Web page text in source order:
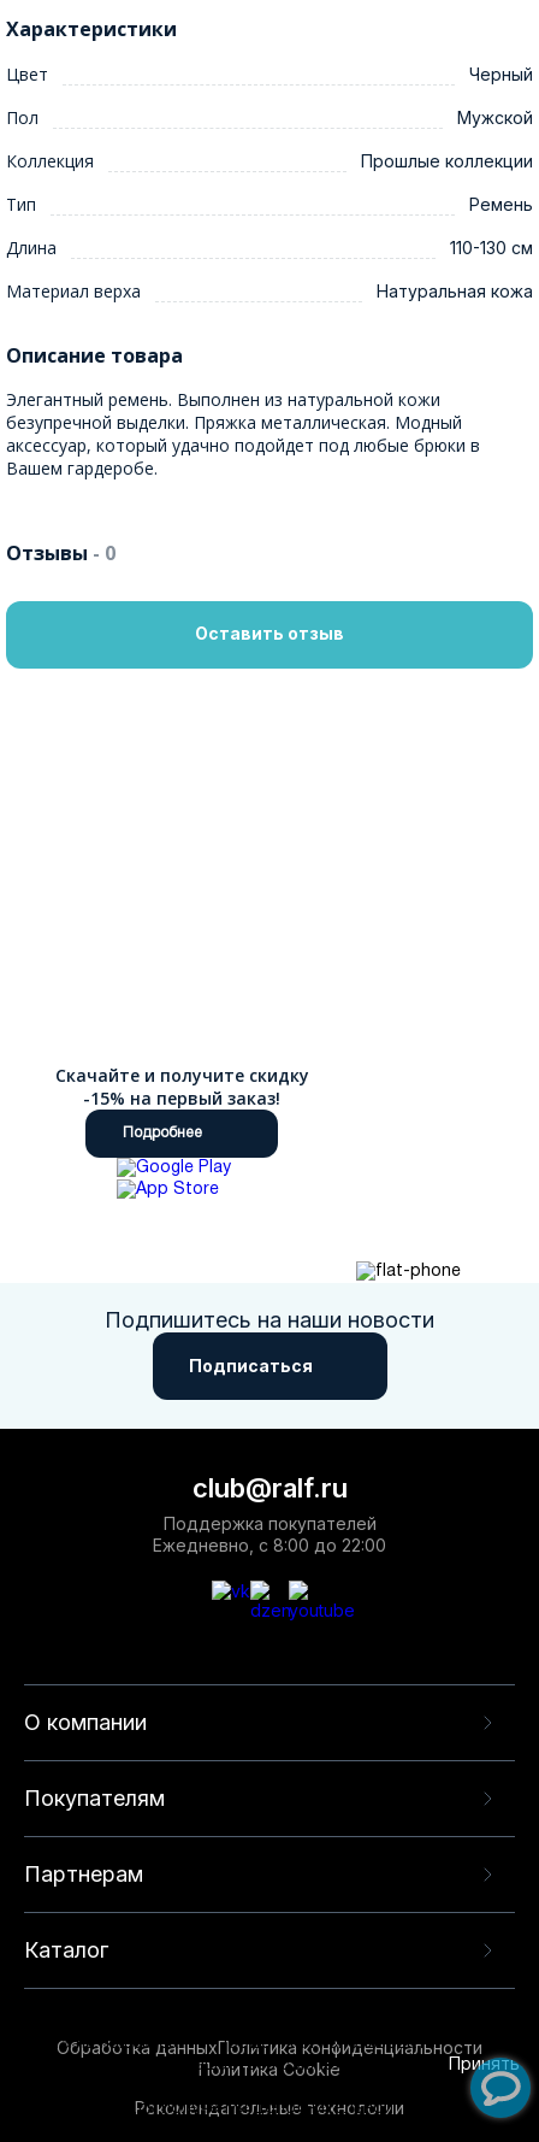
Характеристики
Цвет Черный
Пол Мужской
Коллекция Прошлые коллекции
Тип Ремень
Длина 110-130 см
Материал верха Натуральная кожа
Описание товара
Элегантный ремень. Выполнен из натуральной кожи
безупречной выделки. Пряжка металлическая. Модный
аксессуар, который удачно подойдет под любые брюки в
Вашем гардеробе.
Отзывы - 0
Оставить отзыв
Скачайте и получите скидку
-15% на первый заказ!
Подробнее
Подпишитесь на наши новости
Подписаться
О компании
Покупателям
Партнерам
Каталог
club@ralf.ru
Поддержка покупателей
Ежедневно, с 8:00 до 22:00
Обработка данныхПолитика конфиденциальности
Политика Cookie
Рекомендательные технологии
опыта на нашем сайте. Продолжая использовать
данный сайт, вы соглашаетесь с использованием
технологий. Для получения дополнительной
Принять